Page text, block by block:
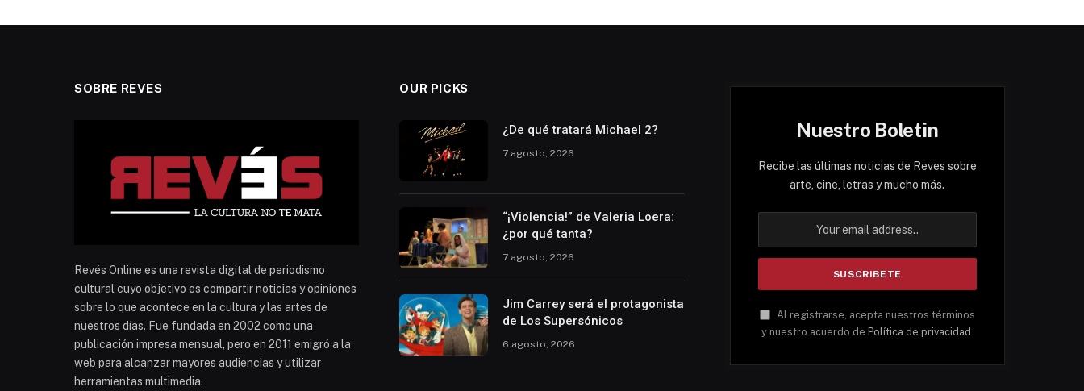
SOBRE REVES
Revés Online es una revista digital de periodismo
cultural cuyo objetivo es compartir noticias y opiniones
sobre lo que acontece en la cultura y las artes de
nuestros días. Fue fundada en 2002 como una
publicación impresa mensual, pero en 2011 emigró a la
web para alcanzar mayores audiencias y utilizar
herramientas multimedia.
OUR PICKS
¿De qué tratará Michael 2?
7 agosto, 2026
“¡Violencia!” de Valeria Loera:
¿por qué tanta?
7 agosto, 2026
Jim Carrey será el protagonista
de Los Supersónicos
6 agosto, 2026
Nuestro Boletin
Recibe las últimas noticias de Reves sobre
arte, cine, letras y mucho más.
Al registrarse, acepta nuestros términos
y nuestro acuerdo de Política de privacidad